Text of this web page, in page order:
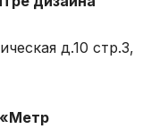
д.10 стр.3,